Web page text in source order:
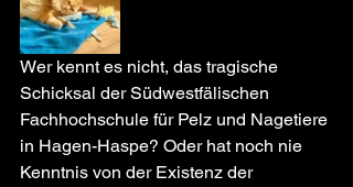
Wer kennt es nicht, das tragische
Schicksal der Südwestfälischen
Fachhochschule für Pelz und Nagetiere
in Hagen-Haspe? Oder hat noch nie
Kenntnis von der Existenz der